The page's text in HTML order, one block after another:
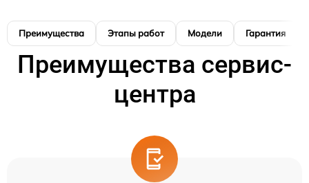
Преимущества Этапы работ Модели Гарантия
Преимущества сервис-
центра